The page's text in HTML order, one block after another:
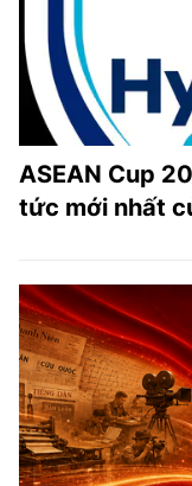
ASEAN Cup
tức mới nhất